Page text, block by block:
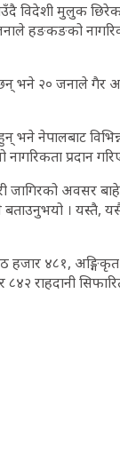
विदेशी मुलुक
हङकङको
भने २० जनाले गैर
भने नेपालबाट
प्रदान
जागिरको अवसर
बताउनुभयो ।
हजार ४८१,
राहदानी